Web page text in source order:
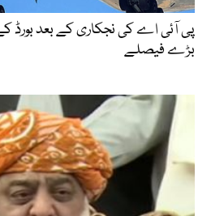
پی آئی اے کی نجکاری کے بعد بورڈ
بڑے فیصلے